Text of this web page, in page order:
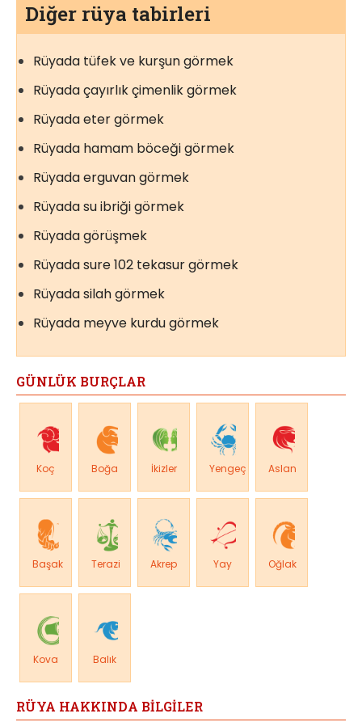
Diğer rüya tabirleri
Rüyada tüfek ve kurşun görmek
Rüyada çayırlık çimenlik görmek
Rüyada eter görmek
Rüyada hamam böceği görmek
Rüyada erguvan görmek
Rüyada su ibriği görmek
Rüyada görüşmek
Rüyada sure 102 tekasur görmek
Rüyada silah görmek
Rüyada meyve kurdu görmek
GÜNLÜK BURÇLAR
Koç Boğa İkizler Yengeç Aslan
Başak Terazi Akrep Yay Oğlak
Kova Balık
RÜYA HAKKINDA BİLGİLER